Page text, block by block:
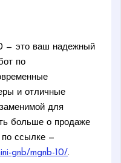
— это ваш надежный
по
и отличные
для
больше о продаже
по ссылке —
gnb/mgnb-10/.